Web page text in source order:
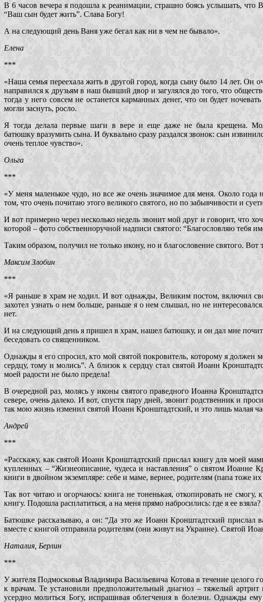
В 6 часов вечера я подошла к реанимации, страшно боясь услышать,
“Ваш сын будет жить”. Слава Богу!
А на следующий день Ваня уже бегал как ни в чем не бывало».
Елена
***
«Наша семья переехала жить в другой город, когда сыну было 14 лет. Он
направился к друзьям в наш бывший двор и загулялся до того, что
тогда у него совсем не останется карманных денег, что он будет
могли заснуть, росло.
Я тогда делала первые шаги в вере и еще даже не была крещена.
батюшку вразумить сына. И буквально сразу раздался звонок: сын
очень теплое чувство».
Ольга
***
«У меня маленькое чудо, но все же очень значимое для меня. Около
том, что очень почитаю этого великого святого, но по забывчивости и
И вот примерно через несколько недель звонит мой друг и говорит, что
которой – фото собственноручной надписи святого: “Благословляю тебя
Таким образом, получил не только икону, но и благословение святого.
Максим Злобин
***
«Я раньше в храм не ходил. И вот однажды, Великим постом, включил
захотел узнать о нем больше, раньше я о нем слышал, но не
нет.
И на следующий день я пришел в храм, нашел батюшку, и он дал мне
беседовать со священником.
Однажды я его спросил, кто мой святой покровитель, которому я
сердцу, тому и молись”. А близок к сердцу стал святой Иоанн
моей радости не было предела!
В очередной раз, молясь у иконы святого праведного Иоанна
севере, очень далеко. И вот, спустя пару дней, звонит родственник и
так мою жизнь изменил святой Иоанн Кронштадтский, и это лишь малая
Андрей
***
«Расскажу, как святой Иоанн Кронштадтский прислал книгу для моей
купленных – “Жизнеописание, чудеса и наставления” о святом
книги в двойном экземпляре: себе и маме, вернее, родителям (папа тоже
Так вот читаю и огорчаюсь: книга не тоненькая, откопировать не
книгу. Подошла расплатиться, а на меня прямо набросились: где я ее
Батюшке рассказываю, а он: “Да это же Иоанн Кронштадтский прислал
вместе с книгой отправила родителям (они живут на Украине). Святой
Наталия, Берлин
***
У жителя Подмосковья Владимира Васильевича Котова в течение целого
к врачам. Те установили предположительный диагноз – тяжелый
усердно молиться Богу, испрашивая облегчения в болезни. Однажды